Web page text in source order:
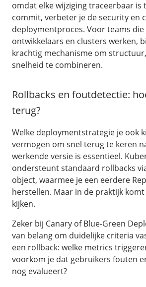
omdat elke wijziging traceerbaar is
commit, verbeter je de security en
deploymentproces. Voor teams
ontwikkelaars en clusters werken,
krachtig mechanisme om
snelheid te combineren.
Rollbacks en foutdetectie:
terug?
Welke deploymentstrategie je ook
vermogen om snel terug te keren
werkende versie is essentieel.
ondersteunt standaard rollbacks
object, waarmee je een eerdere
herstellen. Maar in de praktijk
kijken.
Zeker bij Canary of Blue-Green
van belang om duidelijke criteria
een rollback: welke metrics
voorkom je dat gebruikers fouten
nog evalueert?